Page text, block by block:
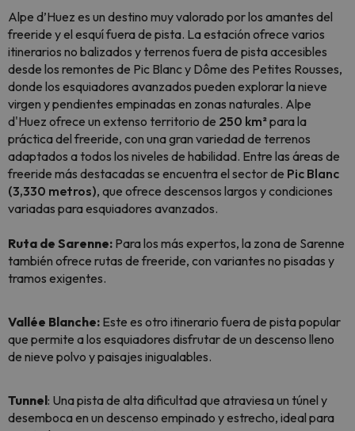
Alpe d’Huez es un destino muy valorado por los amantes del
freeride y el esquí fuera de pista. La estación ofrece varios
itinerarios no balizados y terrenos fuera de pista accesibles
desde los remontes de Pic Blanc y Dôme des Petites Rousses,
donde los esquiadores avanzados pueden explorar la nieve
virgen y pendientes empinadas en zonas naturales. Alpe
d'Huez ofrece un extenso territorio de 250 km²para la
práctica del freeride, con una gran variedad de terrenos
adaptados a todos los niveles de habilidad. Entre las áreas de
freeride más destacadas se encuentra el sector de Pic Blanc
(3,330 metros), que ofrece descensos largos y condiciones
variadas para esquiadores avanzados.
Ruta de Sarenne: Para los más expertos, la zona de Sarenne
también ofrece rutas de freeride, con variantes no pisadas y
tramos exigentes.
Vallée Blanche: Este es otro itinerario fuera de pista popular
que permite a los esquiadores disfrutar de un descenso lleno
de nieve polvo y paisajes inigualables.
Tunnel: Una pista de alta dificultad que atraviesa un túnel y
desemboca en un descenso empinado y estrecho, ideal para